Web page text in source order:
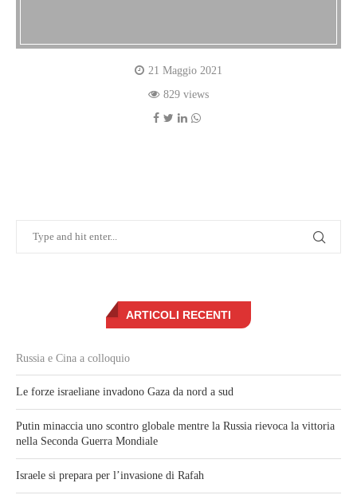
21 Maggio 2021
829 views
ARTICOLI RECENTI
Russia e Cina a colloquio
Le forze israeliane invadono Gaza da nord a sud
Putin minaccia uno scontro globale mentre la Russia rievoca la vittoria
nella Seconda Guerra Mondiale
Israele si prepara per l’invasione di Rafah